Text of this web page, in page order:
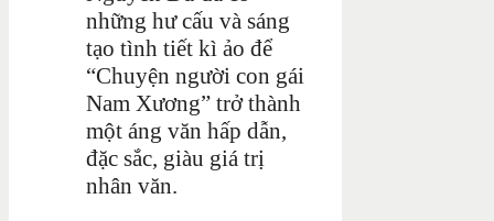
những hư cấu và sáng
tạo tình tiết kì ảo để
“Chuyện người con gái
Nam Xương” trở thành
một áng văn hấp dẫn,
đặc sắc, giàu giá trị
nhân văn.